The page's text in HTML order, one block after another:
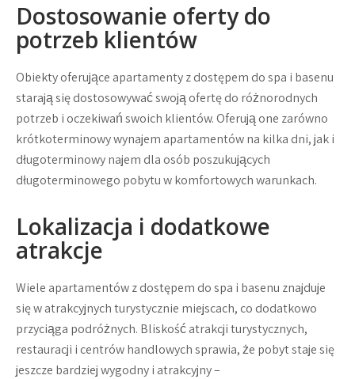
Dostosowanie oferty do
potrzeb klientów
Obiekty oferujące apartamenty z dostępem do spa i basenu
starają się dostosowywać swoją ofertę do różnorodnych
potrzeb i oczekiwań swoich klientów. Oferują one zarówno
krótkoterminowy wynajem apartamentów na kilka dni, jak i
długoterminowy najem dla osób poszukujących
długoterminowego pobytu w komfortowych warunkach.
Lokalizacja i dodatkowe
atrakcje
Wiele apartamentów z dostępem do spa i basenu znajduje
się w atrakcyjnych turystycznie miejscach, co dodatkowo
przyciąga podróżnych. Bliskość atrakcji turystycznych,
restauracji i centrów handlowych sprawia, że pobyt staje się
jeszcze bardziej wygodny i atrakcyjny –